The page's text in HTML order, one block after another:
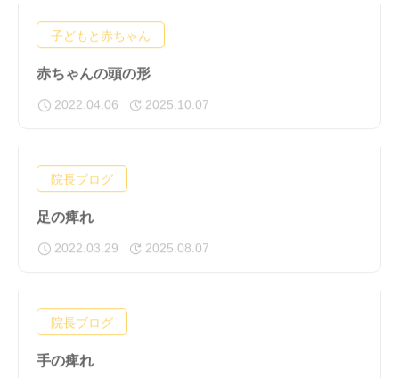
子どもと赤ちゃん
赤ちゃんの頭の形
2022.04.06 2025.10.07
院長ブログ
足の痺れ
2022.03.29 2025.08.07
院長ブログ
手の痺れ